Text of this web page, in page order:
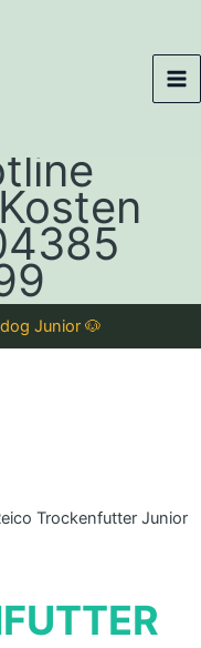
Junior 🐶